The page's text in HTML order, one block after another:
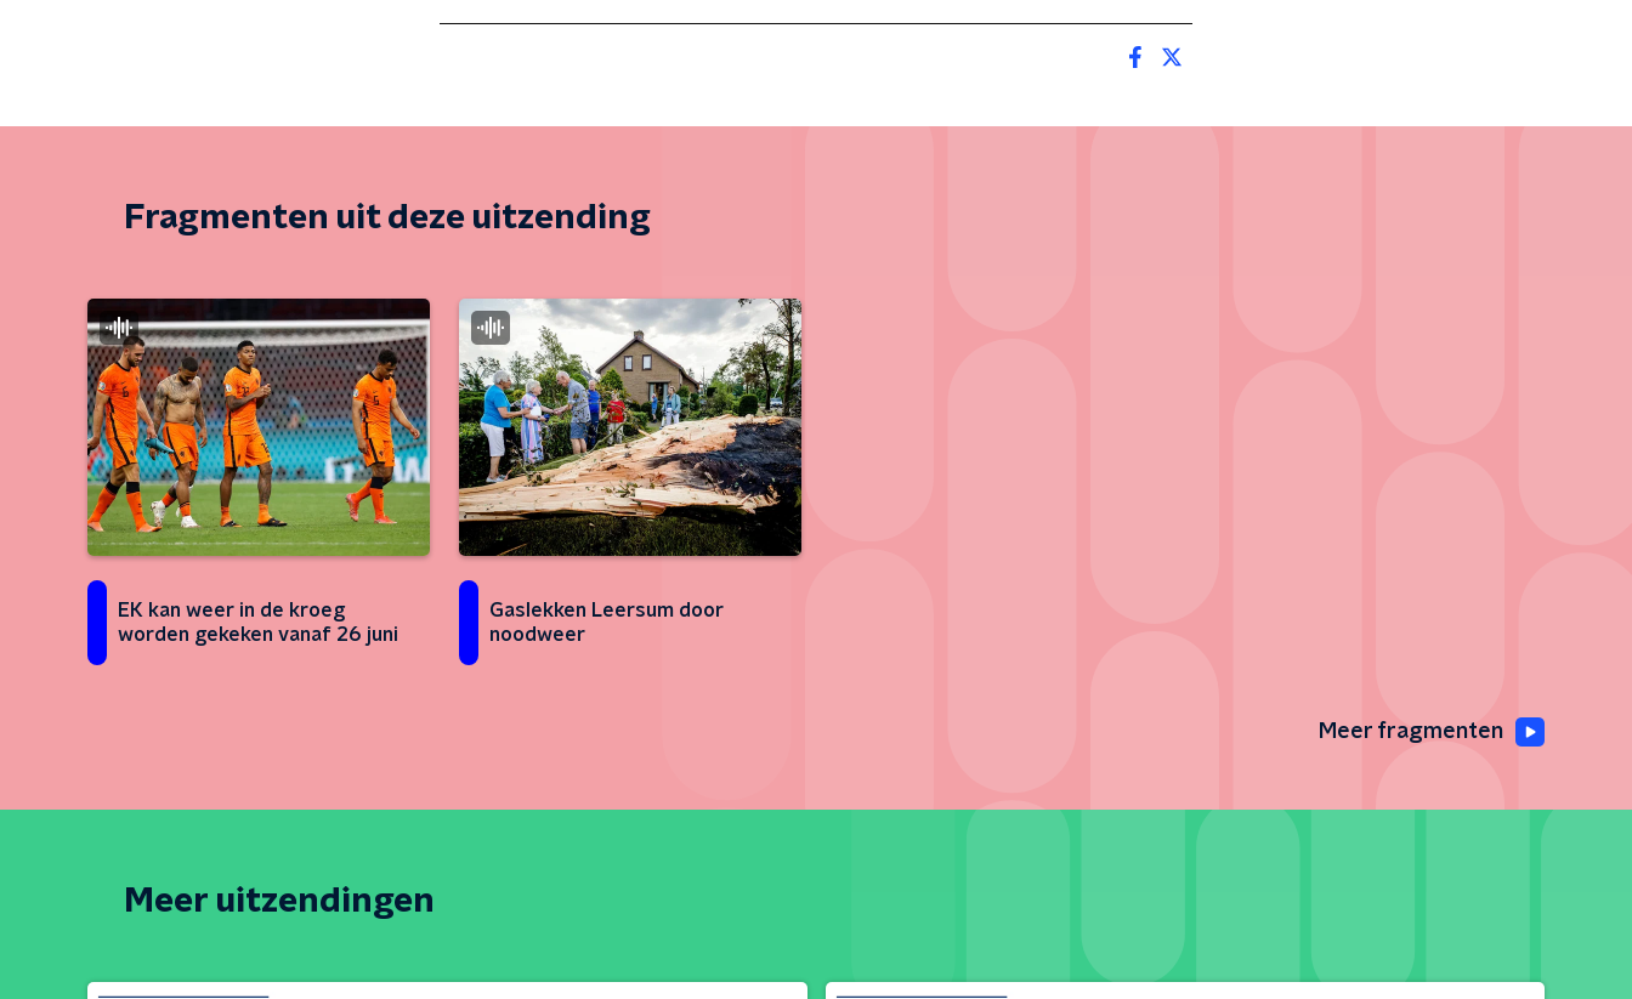
Fragmenten uit deze uitzending
EK kan weer in de kroeg
worden gekeken vanaf 26 juni
Gaslekken Leersum door
noodweer
Meer fragmenten
Meer uitzendingen